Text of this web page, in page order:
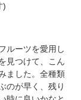
)
ルーツを愛用し
見つけて、こん
ました。全種類
のが早く、残り